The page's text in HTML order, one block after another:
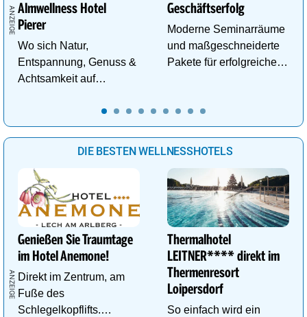
Almwellness Hotel
Pierer
Wo sich Natur,
Entspannung, Genuss &
Achtsamkeit auf
Geschäftserfolg
Moderne Seminarräume
und maßgeschneiderte
Pakete für erfolgreiche
DIE BESTEN WELLNESSHOTELS
Genießen Sie Traumtage
im Hotel Anemone!
Direkt im Zentrum, am
Fuße des
Schlegelkopflifts.
Thermalhotel
LEITNER**** direkt im
Thermenresort
Loipersdorf
So einfach wird ein